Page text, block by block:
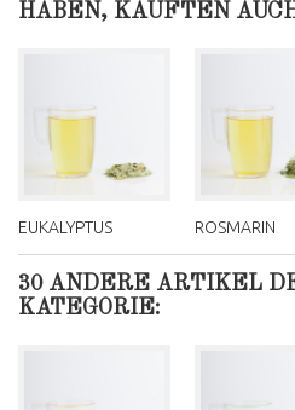
HABEN, KAUFTEN
EUKALYPTUS ROSMARIN
30 ANDERE ARTIKEL
KATEGORIE: